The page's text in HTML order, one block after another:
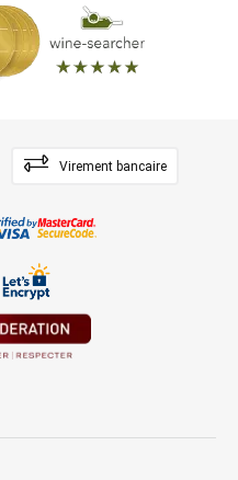
Virement bancaire